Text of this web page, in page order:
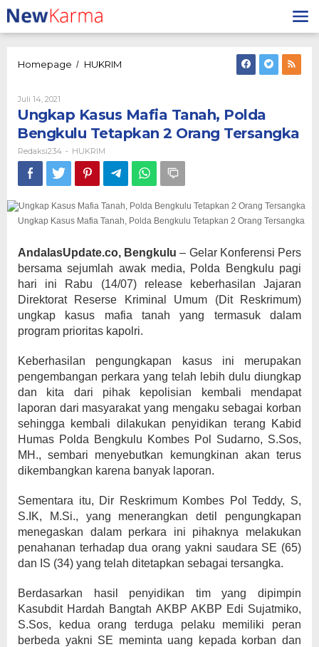
Lewati
ke
konten
Homepage / HUKRIM
Polda
Bengkulu
Tetapkan
Orang
Tersangka
Juli 14, 2021
Redaksi234
Ungkap Kasus Mafia Tanah, Polda
Bengkulu Tetapkan 2 Orang Tersangka
Redaksi234 - HUKRIM
Ungkap Kasus Mafia Tanah, Polda Bengkulu Tetapkan 2 Orang Tersangka
AndalasUpdate.co, Bengkulu – Gelar Konferensi Pers
bersama sejumlah awak media, Polda Bengkulu pagi
hari ini Rabu (14/07) release keberhasilan Jajaran
Direktorat Reserse Kriminal Umum (Dit Reskrimum)
ungkap kasus mafia tanah yang termasuk dalam
program prioritas kapolri.
Keberhasilan pengungkapan kasus ini merupakan
pengembangan perkara yang telah lebih dulu diungkap
dan kita dari pihak kepolisian kembali mendapat
laporan dari masyarakat yang mengaku sebagai korban
sehingga kembali dilakukan penyidikan terang Kabid
Humas Polda Bengkulu Kombes Pol Sudarno, S.Sos,
MH., sembari menyebutkan kemungkinan akan terus
dikembangkan karena banyak laporan.
Sementara itu, Dir Reskrimum Kombes Pol Teddy, S,
S.IK, M.Si., yang menerangkan detil pengungkapan
menegaskan dalam perkara ini pihaknya melakukan
penahanan terhadap dua orang yakni saudara SE (65)
dan IS (34) yang telah ditetapkan sebagai tersangka.
Berdasarkan hasil penyidikan tim yang dipimpin
Kasubdit Hardah Bangtah AKBP AKBP Edi Sujatmiko,
S.Sos, kedua orang terduga pelaku memiliki peran
berbeda yakni SE meminta uang kepada korban dan